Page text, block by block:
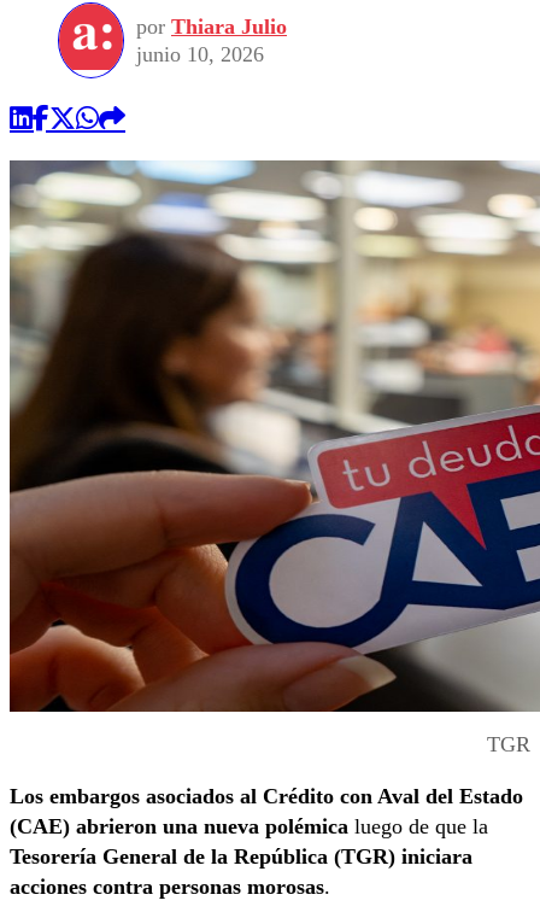
por Thiara Julio
junio 10, 2026
TGR
Los embargos asociados al Crédito con Aval del Estado
(CAE) abrieron una nueva polémica luego de que la
Tesorería General de la República (TGR) iniciara
acciones contra personas morosas.